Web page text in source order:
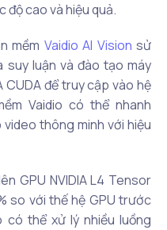
độ cao và hiệu quả.
mềm Vaidio AI Vision sử
luận và đào tạo máy
CUDA để truy cập vào hệ
Vaidio có thể nhanh
thông minh với hiệu
GPU NVIDIA L4 Tensor
so với thế hệ GPU trước
có thể xử lý nhiều luồng